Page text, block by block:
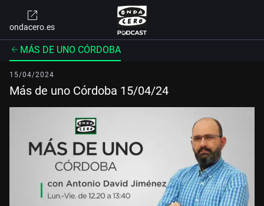
ondacero.es
MÁS DE UNO CÓRDOBA
15/04/2024
Más de uno Córdoba 15/04/24